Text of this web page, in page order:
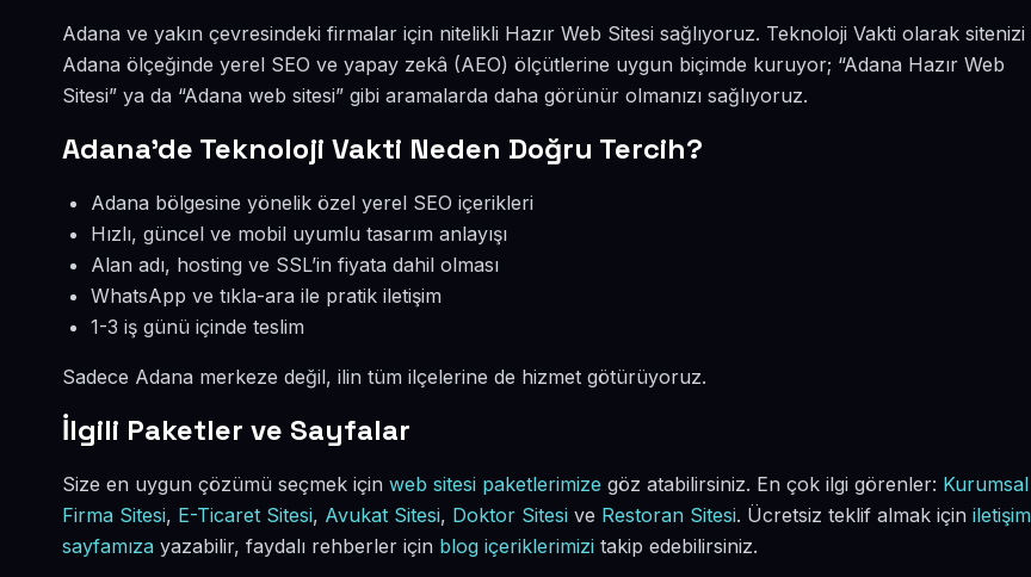
Adana ve yakın çevresindeki firmalar için nitelikli Hazır Web Sitesi sağlıyoruz. Teknoloji Vakti olarak sitenizi
Adana ölçeğinde yerel SEO ve yapay zekâ (AEO) ölçütlerine uygun biçimde kuruyor; “Adana Hazır Web
Sitesi” ya da “Adana web sitesi” gibi aramalarda daha görünür olmanızı sağlıyoruz.
Adana’de Teknoloji Vakti Neden Doğru Tercih?
Adana bölgesine yönelik özel yerel SEO içerikleri
Hızlı, güncel ve mobil uyumlu tasarım anlayışı
Alan adı, hosting ve SSL’in fiyata dahil olması
WhatsApp ve tıkla-ara ile pratik iletişim
1-3 iş günü içinde teslim
Sadece Adana merkeze değil, ilin tüm ilçelerine de hizmet götürüyoruz.
İlgili Paketler ve Sayfalar
Size en uygun çözümü seçmek için web sitesi paketlerimize göz atabilirsiniz. En çok ilgi görenler: Kurumsal
Firma Sitesi, E-Ticaret Sitesi, Avukat Sitesi, Doktor Sitesi ve Restoran Sitesi. Ücretsiz teklif almak için iletişim
sayfamıza yazabilir, faydalı rehberler için blog içeriklerimizi takip edebilirsiniz.